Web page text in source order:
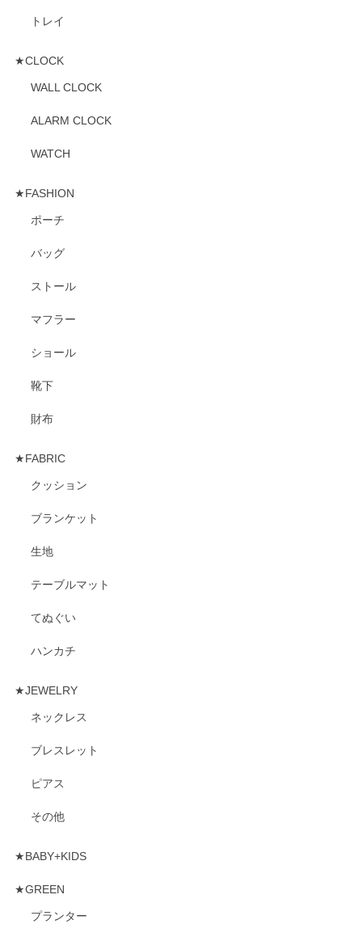
トレイ
★CLOCK
WALL CLOCK
ALARM CLOCK
WATCH
★FASHION
ポーチ
バッグ
ストール
マフラー
ショール
靴下
財布
★FABRIC
クッション
ブランケット
生地
テーブルマット
てぬぐい
ハンカチ
★JEWELRY
ネックレス
ブレスレット
ピアス
その他
★BABY+KIDS
★GREEN
プランター